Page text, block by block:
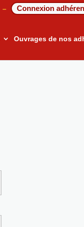
– Connexion
Ouvrages de nos